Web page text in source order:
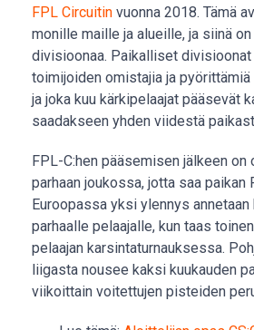
FPL Circuitin vuonna 2018. Tämä
monille maille ja alueille, ja siinä
divisioonaa. Paikalliset
toimijoiden omistajia ja pyörittämiä
ja joka kuu kärkipelaajat pääsevät
saadakseen yhden viidestä
FPL-C:hen pääsemisen jälkeen on
parhaan joukossa, jotta saa paikan
Euroopassa yksi ylennys annetaan
parhaalle pelaajalle, kun taas
pelaajan karsintaturnauksessa.
liigasta nousee kaksi kuukauden
viikoittain voitettujen pisteiden